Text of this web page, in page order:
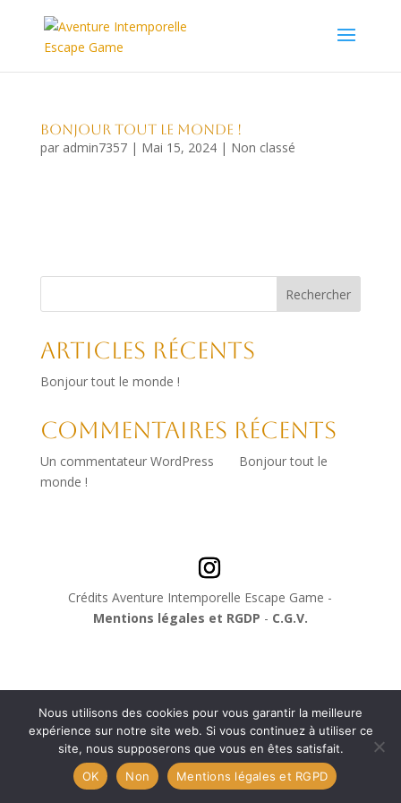
Bonjour tout le monde !
par admin7357| Mai 15, 2024| Non classé
Rechercher
Articles récents
Bonjour tout le monde !
Commentaires récents
Un commentateur WordPress
Bonjour tout le
monde !
Crédits Aventure Intemporelle Escape Game -
Mentions légales et RGDP - C.G.V.
Nous utilisons des cookies pour vous garantir la meilleure
expérience sur notre site web. Si vous continuez à utiliser ce
site, nous supposerons que vous en êtes satisfait.
OK
Non Mentions légales et RGPD